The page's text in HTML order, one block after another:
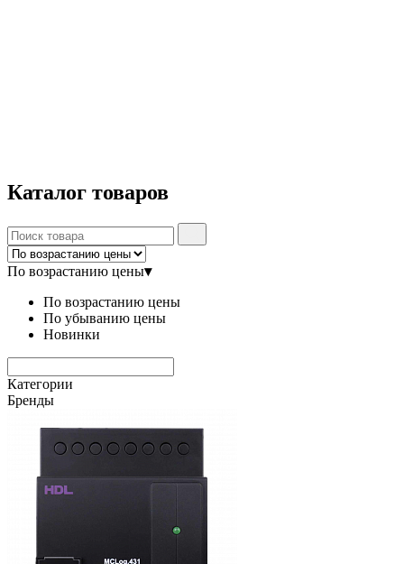
Каталог товаров
По возрастанию цены▾
По возрастанию цены
По убыванию цены
Новинки
Категории
Бренды